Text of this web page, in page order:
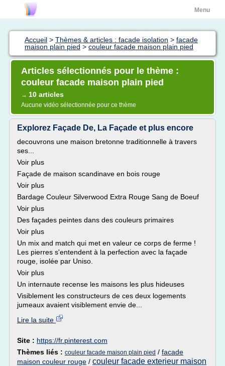
Menu
Accueil > Thèmes & articles : facade isolation > facade
maison plain pied > couleur facade maison plain pied
Articles sélectionnés pour le thème :
couleur facade maison plain pied
→ 10 articles
Aucune vidéo sélectionnée pour ce thème
Explorez Façade De, La Façade et plus encore
decouvrons une maison bretonne traditionnelle à travers
ses...
Voir plus
Façade de maison scandinave en bois rouge
Voir plus
Bardage Couleur Silverwood Extra Rouge Sang de Boeuf
Voir plus
Des façades peintes dans des couleurs primaires
Voir plus
Un mix and match qui met en valeur ce corps de ferme !
Les pierres s'entendent à la perfection avec la façade
rouge, isolée par Uniso.
Voir plus
Un internaute recense les maisons les plus hideuses
Visiblement les constructeurs de ces deux logements
jumeaux avaient visiblement envie de...
Lire la suite
Site : https://fr.pinterest.com
Thèmes liés : couleur facade maison plain pied / facade
maison couleur rouge / couleur facade exterieur maison